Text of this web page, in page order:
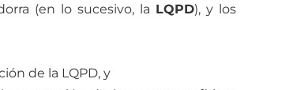
(en lo sucesivo, la LQPD), y los
de la LQPD, y